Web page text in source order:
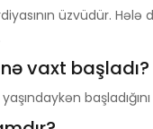
üzvüdür. Hələ
vaxt başladı?